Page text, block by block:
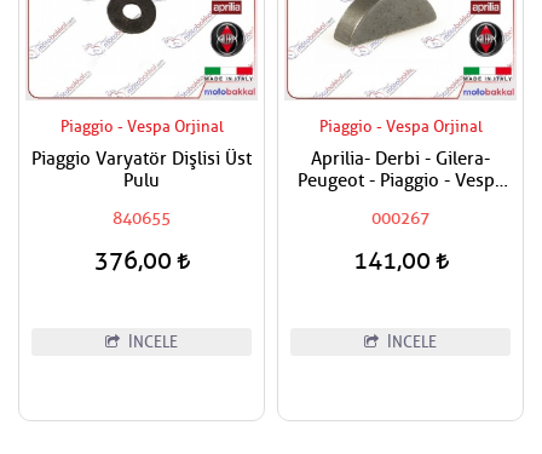
Piaggio - Vespa Orjinal
Piaggio Varyatör Dişlisi Üst
Pulu
840655
376,00
İNCELE
Piaggio - Vespa Orjinal
Aprilia- Derbi - Gilera-
Peugeot - Piaggio - Vespa
000267
141,00
İNCELE